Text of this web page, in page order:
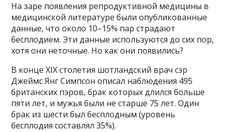
На заре появления репродуктивной медицины в
медицинской литературе были опубликованные
данные, что около 10–15% пар страдают
бесплодием. Эти данные используются до сих пор,
хотя они неточные. Но как они появились?
В конце ХIХ столетия шотландский врач сэр
Джеймс Янг Симпсон описал наблюдения 495
британских пэров, брак которых длился больше
пяти лет, и мужья были не старше 75 лет. Один
брак из шести был бесплодным (уровень
бесплодия составлял 35%).